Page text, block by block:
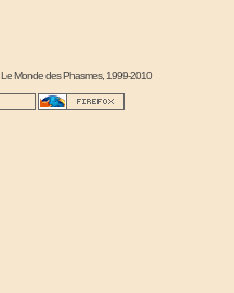
Le Monde des Phasmes, 1999-2010